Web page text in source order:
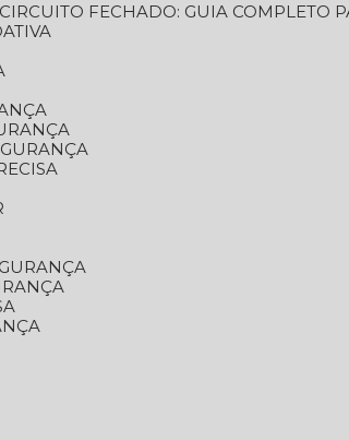
CIRCUITO FECHADO: GUIA COMPLETO